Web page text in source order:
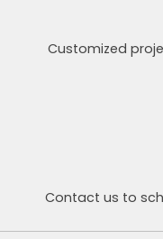
Customized
Contact us to